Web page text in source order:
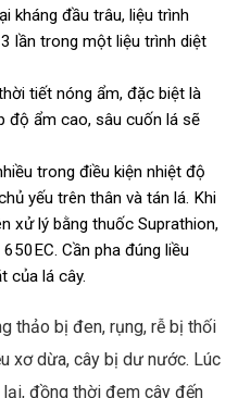
kháng đầu trâu, liệu trình
lần trong một liệu trình diệt
tiết nóng ẩm, đặc biệt là
độ ẩm cao, sâu cuốn lá sẽ
trong điều kiện nhiệt độ
yếu trên thân và tán lá. Khi
xử lý bằng thuốc Suprathion,
Cần pha đúng liều
của lá cây.
thảo bị đen, rụng, rễ bị thối
xơ dừa, cây bị dư nước. Lúc
đồng thời đem cây đến